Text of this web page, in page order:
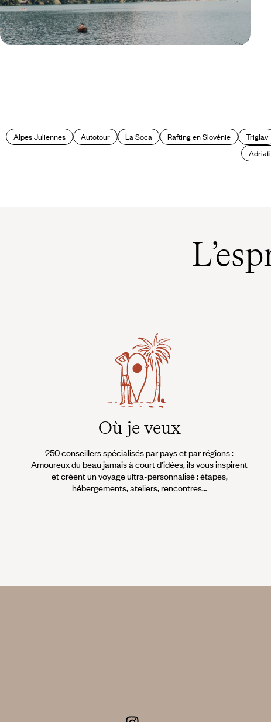
Alpes Juliennes Autotour La Soca Rafting en Slovénie Triglav
Où je veux
250 conseillers spécialisés par pays et par régions :
Amoureux du beau jamais à court d’idées, ils vous inspirent
et créent un voyage ultra-personnalisé : étapes,
hébergements, ateliers, rencontres…